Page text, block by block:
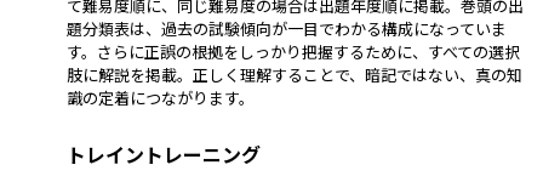
て難易度順に、同じ難易度の場合は出題年度順に掲載。巻頭の出
題分類表は、過去の試験傾向が一目でわかる構成になっていま
す。さらに正誤の根拠をしっかり把握するために、すべての選択
肢に解説を掲載。正しく理解することで、暗記ではない、真の知
識の定着につながります。
トレイントレーニング